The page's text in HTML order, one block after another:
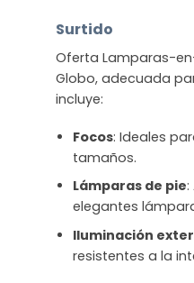
Surtido
Oferta Lamparas-
Globo, adecuada
incluye:
Focos: Ideales
tamaños.
Lámparas de pie:
elegantes
Iluminación
resistentes a la